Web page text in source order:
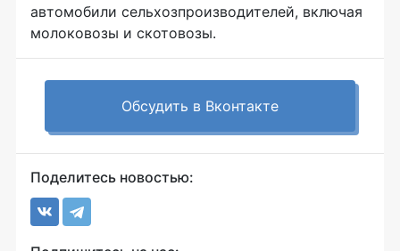
автомобили сельхозпроизводителей, включая
молоковозы и скотовозы.
Обсудить в Вконтакте
Поделитесь новостью: